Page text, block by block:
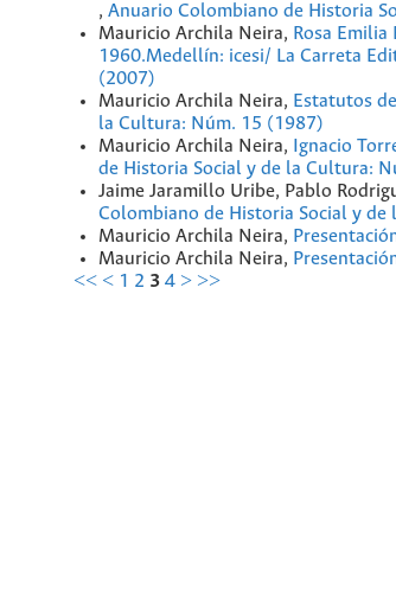
, Anuario Colombiano de Historia
Mauricio Archila Neira, Rosa
1960.Medellín: icesi/ La Carreta
(2007)
Mauricio Archila Neira, Estatutos
la Cultura: Núm. 15 (1987)
Mauricio Archila Neira, Ignacio
de Historia Social y de la Cultura:
Jaime Jaramillo Uribe, Pablo
Colombiano de Historia Social y
Mauricio Archila Neira,
Mauricio Archila Neira,
<< < 1 2 3 4 > >>